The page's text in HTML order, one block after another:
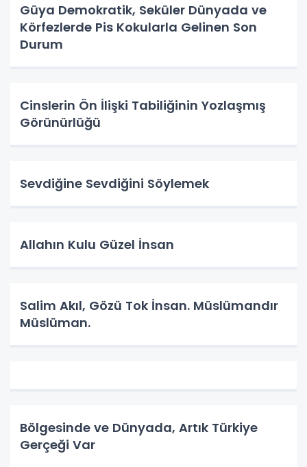
Güya Demokratik, Seküler Dünyada ve
Körfezlerde Pis Kokularla Gelinen Son
Durum
Cinslerin Ön İlişki Tabiliğinin Yozlaşmış
Görünürlüğü
Sevdiğine Sevdiğini Söylemek
Allahın Kulu Güzel İnsan
Salim Akıl, Gözü Tok İnsan. Müslümandır
Müslüman.
Bölgesinde ve Dünyada, Artık Türkiye
Gerçeği Var